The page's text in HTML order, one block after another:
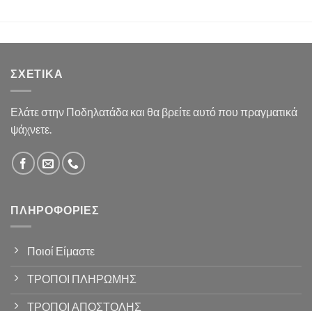
ΣΧΕΤΙΚΆ
Ελάτε στην Ποδηλατάδα και θα βρείτε αυτό που πραγματικά
ψάχνετε.
ΠΛΗΡΟΦΟΡΊΕΣ
Ποιοί Είμαστε
ΤΡΟΠΟΙ ΠΛΗΡΩΜΗΣ
ΤΡΟΠΟΙ ΑΠΟΣΤΟΛΗΣ